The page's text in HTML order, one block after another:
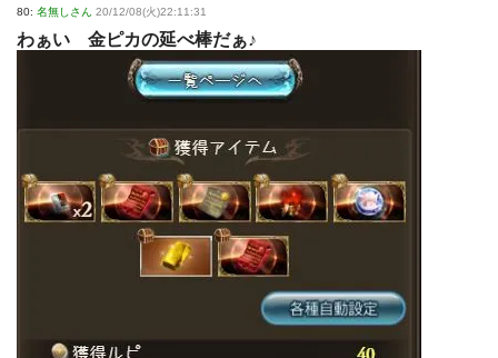
80: 名無しさん 20/12/08(火)22:11:31
わぁい 金ピカの延べ棒だぁ♪